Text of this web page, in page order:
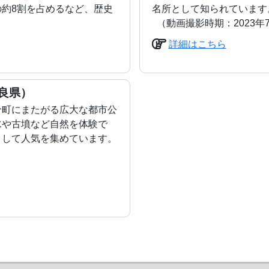
8割を占めるなど、歴史
名所として知られています
（動画撮影時期：2023年
詳細はこちら
県）
にまたがる広大な都市公
古墳など自然を体験で
て人気を集めています。